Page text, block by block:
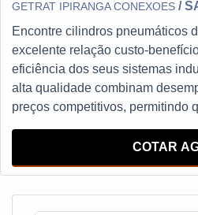
GETRAT IPIRANGA CONEXOES /
Encontre cilindros pneumáticos
excelente relação custo-
eficiência dos seus sistemas
alta qualidade combinam
preços competitivos, permitindo
Descubra agora as melhores
pneumáticos de dupla ação com
COTAR